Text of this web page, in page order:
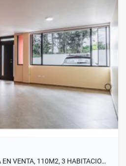
EN VENTA, 110M2, 3 HABITACIO…